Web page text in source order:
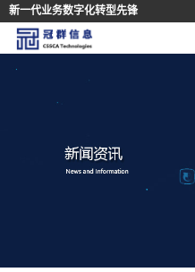
新一代业务数字化转型先锋
首